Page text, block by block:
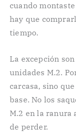
cuando
hay que
tiempo.
La excepción
unidades M.2.
carcasa, sino
base. No los
M.2 en la ranura
de perder.